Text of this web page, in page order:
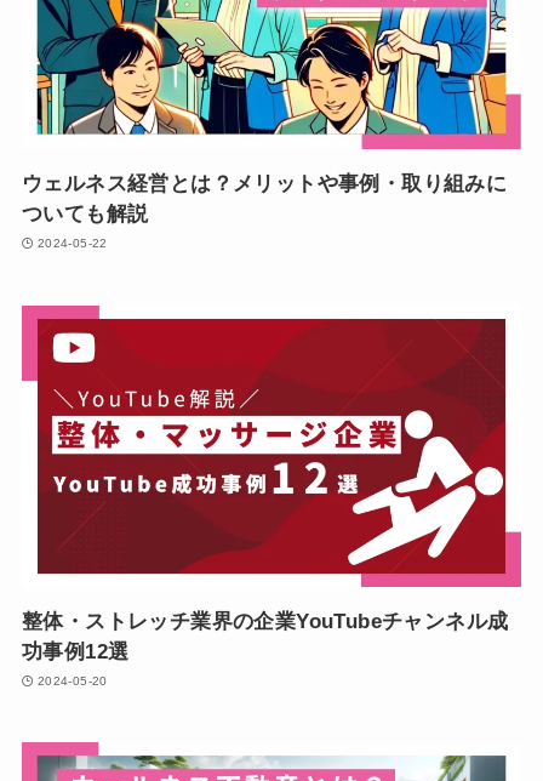
ウェルネス経営とは？メリットや事例・取り組みに
ついても解説
2024-05-22
整体・ストレッチ業界の企業YouTubeチャンネル成
功事例12選
2024-05-20